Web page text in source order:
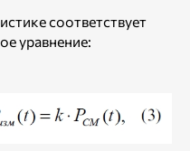
соответствует
уравнение: